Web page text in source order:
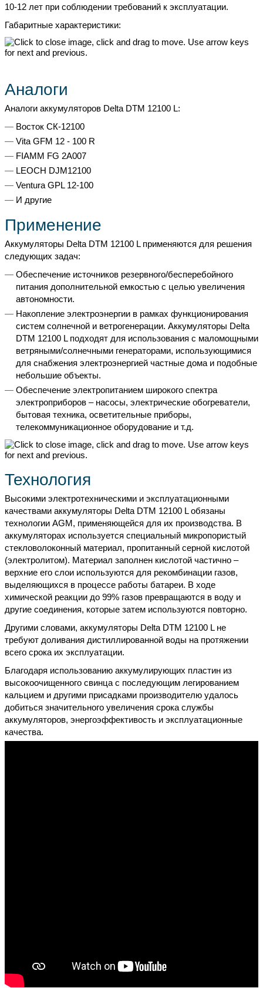
10-12 лет при соблюдении требований к эксплуатации.
Габаритные характеристики:
Аналоги
Аналоги аккумуляторов Delta DTM 12100 L:
Восток СК-12100
Vita GFM 12 - 100 R
FIAMM FG 2A007
LEOCH DJM12100
Ventura GPL 12-100
И другие
Применение
Аккумуляторы Delta DTM 12100 L применяются для решения
следующих задач:
Обеспечение источников резервного/бесперебойного
питания дополнительной емкостью с целью увеличения
автономности.
Накопление электроэнергии в рамках функционирования
систем солнечной и ветрогенерации. Аккумуляторы Delta
DTM 12100 L подходят для использования с маломощными
ветряными/солнечными генераторами, использующимися
для снабжения электроэнергией частные дома и подобные
небольшие объекты.
Обеспечение электропитанием широкого спектра
электроприборов – насосы, электрические обогреватели,
бытовая техника, осветительные приборы,
телекоммуникационное оборудование и т.д.
Технология
Высокими электротехническими и эксплуатационными
качествами аккумуляторы Delta DTM 12100 L обязаны
технологии AGM, применяющейся для их производства. В
аккумуляторах используется специальный микропористый
стекловолоконный материал, пропитанный серной кислотой
(электролитом). Материал заполнен кислотой частично –
верхние его слои используются для рекомбинации газов,
выделяющихся в процессе работы батареи. В ходе
химической реакции до 99% газов превращаются в воду и
другие соединения, которые затем используются повторно.
Другими словами, аккумуляторы Delta DTM 12100 L не
требуют доливания дистиллированной воды на протяжении
всего срока их эксплуатации.
Благодаря использованию аккумулирующих пластин из
высокоочищенного свинца с последующим легированием
кальцием и другими присадками производителю удалось
добиться значительного увеличения срока службы
аккумуляторов, энергоэффективость и эксплуатационные
качества.